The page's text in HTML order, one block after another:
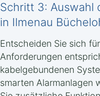
Schritt 3: Auswahl
in Ilmenau
Entscheiden Sie sich
Anforderungen
kabelgebundenen
smarten Alarmanlagen